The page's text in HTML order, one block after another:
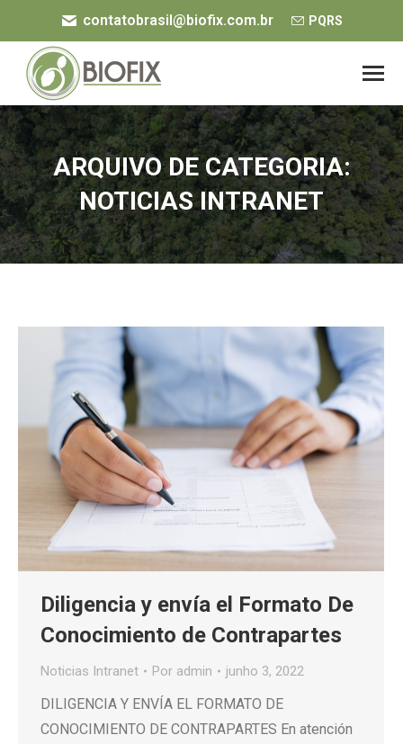
contatobrasil@biofix.com.br PQRS
ARQUIVO DE CATEGORIA:
NOTICIAS INTRANET
Você está aqui:
Diligencia y envía el Formato De
Conocimiento de Contrapartes
Noticias Intranet Por admin junho 3, 2022
DILIGENCIA Y ENVÍA EL FORMATO DE
CONOCIMIENTO DE CONTRAPARTES En atención